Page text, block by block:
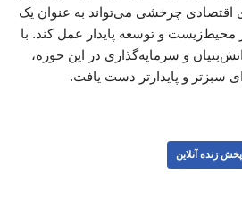
چرخشی می‌تواند به عنوان یک
محیط‌زیست و توسعه پایدار عمل کند. با
و سرمایه‌گذاری در این حوزه،
سبزتر و پایدارتر دست یافت.
پخش زنده آنلاین